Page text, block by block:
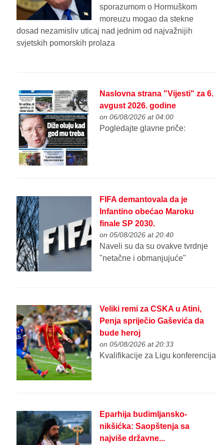
sporazumom o Hormuškom
moreuzu mogao da stekne
dosad nezamisliv uticaj nad jednim od najvažnijih
svjetskih pomorskih prolaza
Naslovna strana "Vijesti" za 6.
avgust 2026. godine
on 06/08/2026 at 04:00
Pogledajte glavne priče:
FIFA demantovala da je
Infantino obećao Maroku
finale SP 2030.
on 05/08/2026 at 20:40
Naveli su da su ovakve tvrdnje
"netačne i obmanjujuće"
Veliki remi za CSKA u Atini,
Penja spriječio Gaševića da
bude heroj
on 05/08/2026 at 20:33
Kvalifikacije za Ligu konferencija
Eparhija budimljansko-
nikšićka: Saopštenja sa
najviše državne...